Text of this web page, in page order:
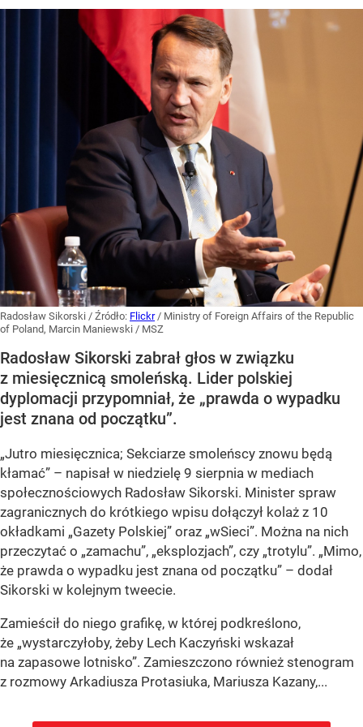
Radosław Sikorski / Źródło: Flickr / Ministry of Foreign Affairs of the Republic
of Poland, Marcin Maniewski / MSZ
Radosław Sikorski zabrał głos w związku
z miesięcznicą smoleńską. Lider polskiej
dyplomacji przypomniał, że „prawda o wypadku
jest znana od początku”.
„Jutro miesięcznica; Sekciarze smoleńscy znowu będą
kłamać” – napisał w niedzielę 9 sierpnia w mediach
społecznościowych Radosław Sikorski. Minister spraw
zagranicznych do krótkiego wpisu dołączył kolaż z 10
okładkami „Gazety Polskiej” oraz „wSieci”. Można na nich
przeczytać o „zamachu”, „eksplozjach”, czy „trotylu”. „Mimo,
że prawda o wypadku jest znana od początku” – dodał
Sikorski w kolejnym tweecie.
Zamieścił do niego grafikę, w której podkreślono,
że „wystarczyłoby, żeby Lech Kaczyński wskazał
na zapasowe lotnisko”. Zamieszczono również stenogram
z rozmowy Arkadiusza Protasiuka, Mariusza Kazany,...